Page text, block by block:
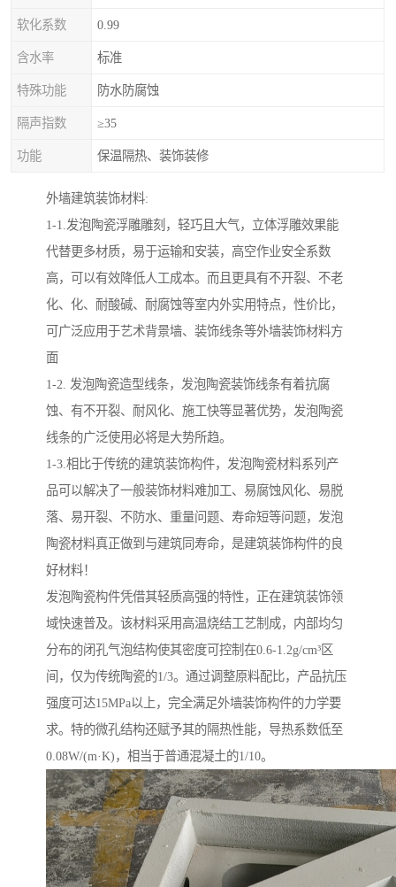
软化系数 0.99
含水率 标准
特殊功能 防水防腐蚀
隔声指数 ≥35
功能 保温隔热、装饰装修
外墙建筑装饰材料:
1-1.发泡陶瓷浮雕雕刻，轻巧且大气，立体浮雕效果能
代替更多材质，易于运输和安装，高空作业安全系数
高，可以有效降低人工成本。而且更具有不开裂、不老
化、化、耐酸碱、耐腐蚀等室内外实用特点，性价比，
可广泛应用于艺术背景墙、装饰线条等外墙装饰材料方
面
1-2. 发泡陶瓷造型线条，发泡陶瓷装饰线条有着抗腐
蚀、有不开裂、耐风化、施工快等显著优势，发泡陶瓷
线条的广泛使用必将是大势所趋。
1-3.相比于传统的建筑装饰构件，发泡陶瓷材料系列产
品可以解决了一般装饰材料难加工、易腐蚀风化、易脱
落、易开裂、不防水、重量问题、寿命短等问题，发泡
陶瓷材料真正做到与建筑同寿命，是建筑装饰构件的良
好材料！
发泡陶瓷构件凭借其轻质高强的特性，正在建筑装饰领
域快速普及。该材料采用高温烧结工艺制成，内部均匀
分布的闭孔气泡结构使其密度可控制在0.6-1.2g/cm³区
间，仅为传统陶瓷的1/3。通过调整原料配比，产品抗压
强度可达15MPa以上，完全满足外墙装饰构件的力学要
求。特的微孔结构还赋予其的隔热性能，导热系数低至
0.08W/(m·K)，相当于普通混凝土的1/10。